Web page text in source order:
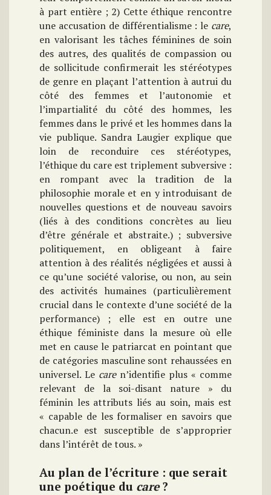
à part entière ; 2) Cette éthique rencontre
une accusation de différentialisme : le care,
en valorisant les tâches féminines de soin
des autres, des qualités de compassion ou
de sollicitude confirmerait les stéréotypes
de genre en plaçant l’attention à autrui du
côté des femmes et l’autonomie et
l’impartialité du côté des hommes, les
femmes dans le privé et les hommes dans la
vie publique. Sandra Laugier explique que
loin de reconduire ces stéréotypes,
l’éthique du care est triplement subversive :
en rompant avec la tradition de la
philosophie morale et en y introduisant de
nouvelles questions et de nouveau savoirs
(liés à des conditions concrètes au lieu
d’être générale et abstraite.) ; subversive
politiquement, en obligeant à faire
attention à des réalités négligées et aussi à
ce qu’une société valorise, ou non, au sein
des activités humaines (particulièrement
crucial dans le contexte d’une société de la
performance) ; elle est en outre une
éthique féministe dans la mesure où elle
met en cause le patriarcat en pointant que
de catégories masculine sont rehaussées en
universel. Le caren’identifie plus « comme
relevant de la soi-disant nature » du
féminin les attributs liés au soin, mais est
« capable de les formaliser en savoirs que
chacun.e est susceptible de s’approprier
dans l’intérêt de tous. »
Au plan de l’écriture : que serait
une poétique du care?